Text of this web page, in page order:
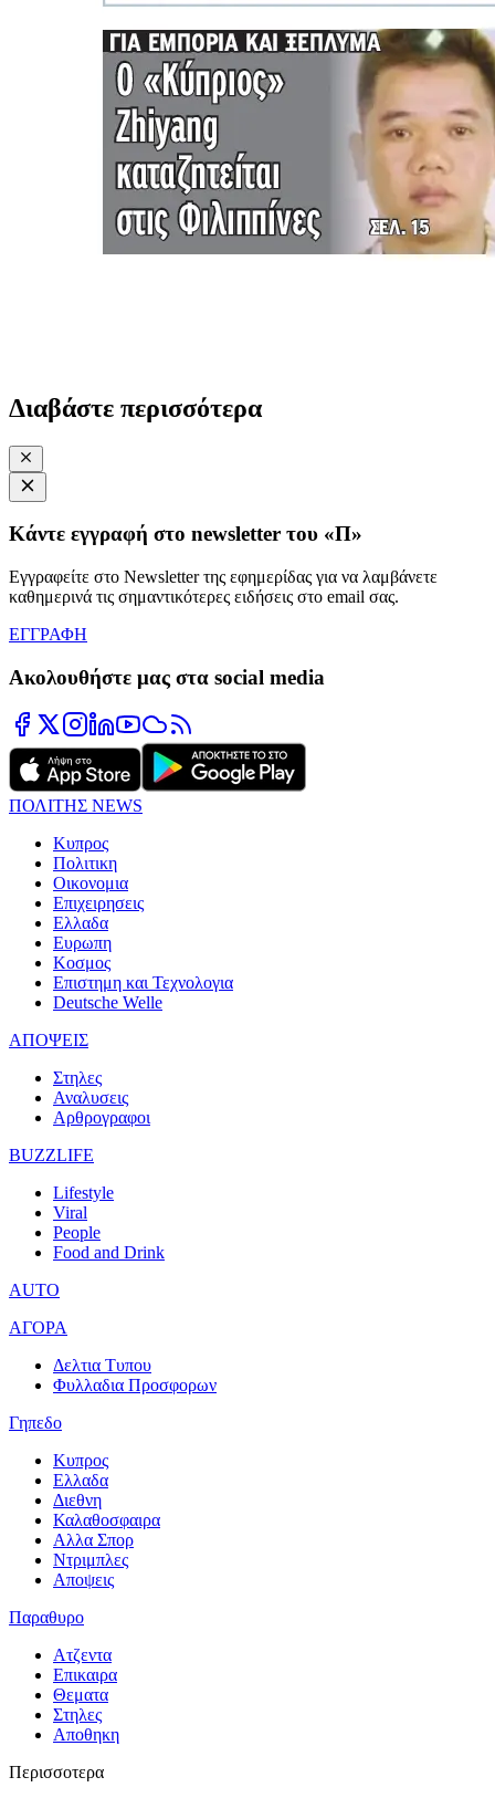
Διαβάστε περισσότερα
Κάντε εγγραφή στο newsletter του «Π»
Εγγραφείτε στο Newsletter της εφημερίδας για να λαμβάνετε
καθημερινά τις σημαντικότερες ειδήσεις στο email σας.
ΕΓΓΡΑΦΗ
Ακολουθήστε μας στα social media
ΠΟΛΙΤΗΣ NEWS
Κυπρος
Πολιτικη
Οικονομια
Επιχειρησεις
Ελλαδα
Ευρωπη
Κοσμος
Επιστημη και Τεχνολογια
Deutsche Welle
ΑΠΟΨΕΙΣ
Στηλες
Αναλυσεις
Αρθρογραφοι
BUZZLIFE
Lifestyle
Viral
People
Food and Drink
AUTO
ΑΓΟΡΑ
Δελτια Τυπου
Φυλλαδια Προσφορων
Γηπεδο
Κυπρος
Ελλαδα
Διεθνη
Καλαθοσφαιρα
Αλλα Σπορ
Ντριμπλες
Αποψεις
Παραθυρο
Ατζεντα
Επικαιρα
Θεματα
Στηλες
Αποθηκη
Περισσοτερα